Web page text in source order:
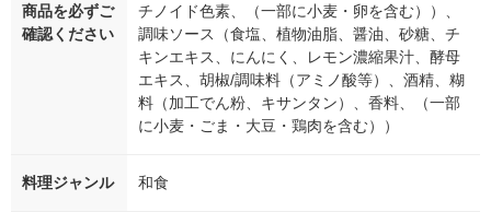
商品を必ずご
確認ください
チノイド色素、（一部に小麦・卵を含む））、
調味ソース（食塩、植物油脂、醤油、砂糖、チ
キンエキス、にんにく、レモン濃縮果汁、酵母
エキス、胡椒/調味料（アミノ酸等）、酒精、糊
料（加工でん粉、キサンタン）、香料、（一部
に小麦・ごま・大豆・鶏肉を含む））
料理ジャンル 和食